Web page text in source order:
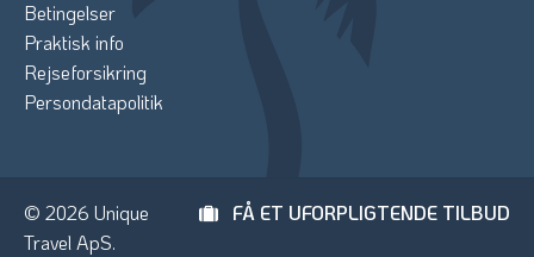
Betingelser
Praktisk info
Rejseforsikring
Persondatapolitik
FÅ ET UFORPLIGTENDE TILBUD
© 2026 Unique
Travel ApS.